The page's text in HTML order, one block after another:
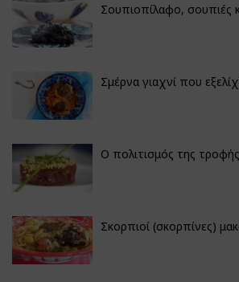
Σουπιοπίλαφο, σουπιές
Σμέρνα γιαχνί που
Ο πολιτισμός της
Σκορπιοί (σκορπίνες)